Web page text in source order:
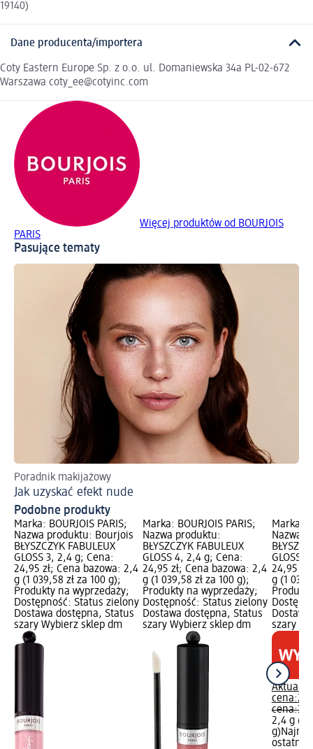
19140)
Dane producenta/importera
Coty Eastern Europe Sp. z o.o. ul. Domaniewska 34a PL-02-672
Warszawa coty_ee@cotyinc.com
Więcej produktów od BOURJOIS
PARIS
Pasujące tematy
Poradnik makijażowy
Jak uzyskać efekt nude
Podobne produkty
Marka: BOURJOIS PARIS;
Nazwa produktu: Bourjois
BŁYSZCZYK FABULEUX
GLOSS 3, 2,4 g; Cena:
24,95 zł; Cena bazowa: 2,4
g (1 039,58 zł za 100 g);
Produkty na wyprzedaży;
Dostępność: Status zielony
Dostawa dostępna, Status
szary Wybierz sklep dm
Marka: BOURJOIS PARIS;
Nazwa produktu:
BŁYSZCZYK FABULEUX
GLOSS 4, 2,4 g; Cena:
24,95 zł; Cena bazowa: 2,4
g (1 039,58 zł za 100 g);
Produkty na wyprzedaży;
Dostępność: Status zielony
Dostawa dostępna, Status
szary Wybierz sklep dm
Marka:
Nazwa
GLOSS
24,95
g (1
szary
Aktualna
cena:
cena:
2,4 g (1
g)